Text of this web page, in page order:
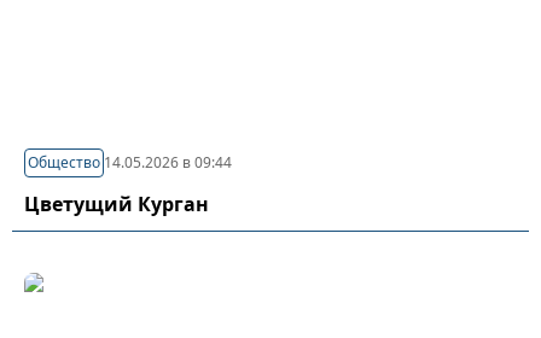
Общество 14.05.2026 в 09:44
Цветущий Курган